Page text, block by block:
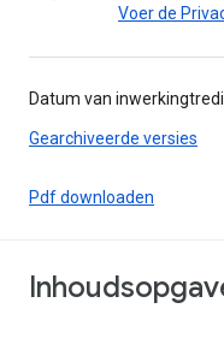
Voer de
Datum van
Gearchiveerde versies
Pdf downloaden